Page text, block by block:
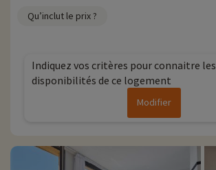
Qu’inclut le prix ?
Indiquez vos critères pour connaitre les
disponibilités de ce logement
Modifier